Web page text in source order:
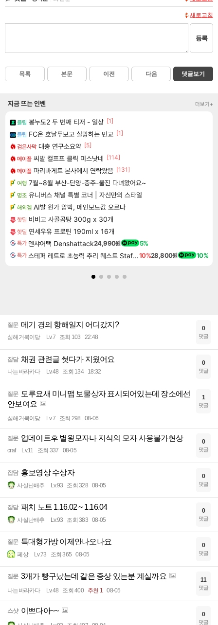
새로고침
등록
목록 본문 이전 다음 댓글보기
지금 뜨는 인벤 더보기+
클립 봉누도2 두 번째 티저 - 일상 [1]
클립 FC온 호날두보고 실망하는 민교 [1]
검은사막 대충 연구소요약 [5]
메이플 씨발 컬프프 클릭 미스낫네 [114]
메이플 파리바게트 본사에서 연락왔음 [131]
여행 7월~8월 부산-단양-충주-울진 다녀왔어요~
명조 유니버스 채널 특별 코너 | 자신만의 스타일
해외겜 AI발 원가 압박, 메인보드값 오르나
핫딜 비비고 사골곰탕 300g x 30개
핫딜 연세우유 프로틴 190ml x 16개
특가 덴샤어택 Denshattack24,990원 5%
특가 스테퍼 레트로 초능력 추리 퀘스트 Staffer Retro A Supernatural Mystery Quest10%28,800원 10%
질문 메기 경의 항해일지 어디갔지?
심해거북이당 Lv.7 조회 103 22:48
0
댓글
잡담 채권 관련글 썻다가 지웠어요
나는바라카다 Lv.48 조회 134 18:32
0
댓글
질문
모루요새 미니맵 보물상자 표시되어있는데 장소에선
안보여요
심해거북이당 Lv.7 조회 298 08-06
1
댓글
질문 업데이트후 별읭모자나 지식의 모자 사용불가현상
craf Lv.11 조회 337 08-05
0
댓글
잡담 홍보영상 수상자
사실난배추 Lv.93 조회 328 08-05
0
댓글
잡담 패치 노트 1.16.02 ~ 1.16.04
사실난배추 Lv.93 조회 383 08-05
0
댓글
질문 특대형가방 이제안나오나요
페상 Lv.73 조회 365 08-05
0
댓글
질문 3개가 빵구났는데 같은 증상 있는분 계실까요
나는바라카다 Lv.48 조회 400 추천 1 08-05
11
댓글
스샷 이쁘다아~~ 0
댓글